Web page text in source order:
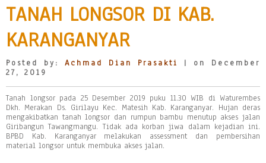
TANAH LONGSOR DI KAB.
KARANGANYAR
Posted by: Achmad Dian Prasakti
| on December
27, 2019
Tanah longsor pada 25 Desember 2019 puku 11.30 WIB di Waturembes
Dkh. Merakan Ds. Girilayu Kec. Matesih Kab. Karanganyar. Hujan deras
mengakibatkan tanah longsor dan rumpun bambu menutup akses jalan
Giribangun Tawangmangu. Tidak ada korban jiwa dalam kejadian ini.
BPBD Kab. Karanganyar melakukan assessment dan pembersihan
material longsor untuk membuka akses jalan.